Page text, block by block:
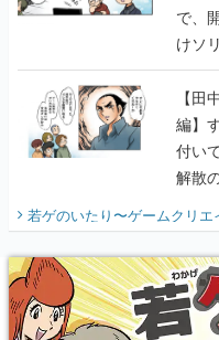
で、
けソ
に行
【田
編】
付い
解散
開
『少
り】
若ゲのいたり〜ゲームクリエ